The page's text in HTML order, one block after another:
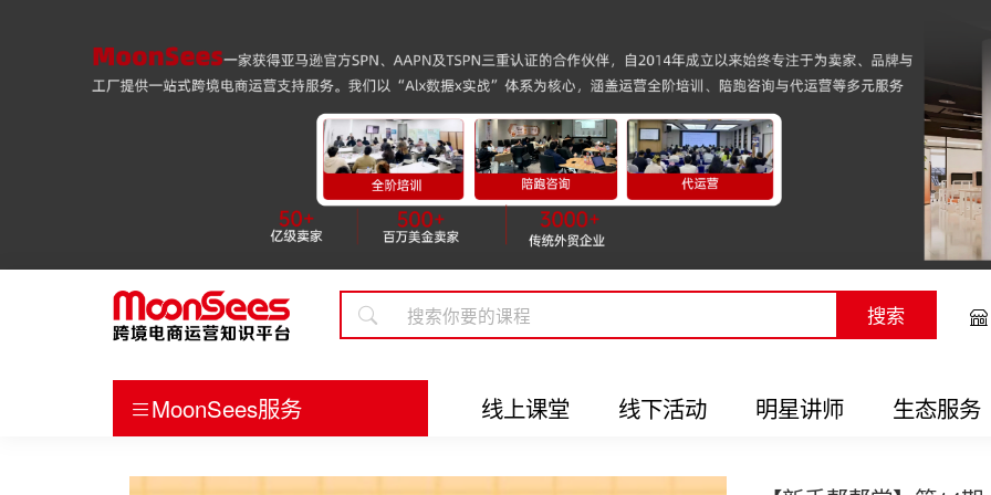
搜索
MoonSees服务 线上课堂 线下活动 明星讲师 生态服务